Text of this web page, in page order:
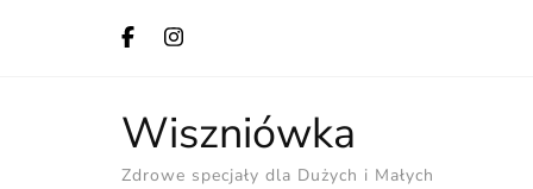
Wiszniówka
Zdrowe specjały dla Dużych i Małych